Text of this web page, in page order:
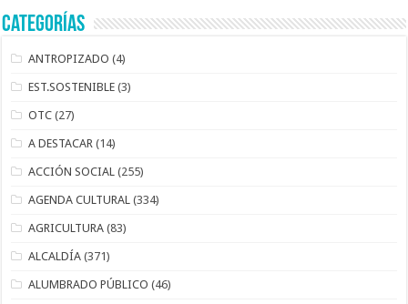
Categorías
ANTROPIZADO (4)
EST.SOSTENIBLE (3)
OTC (27)
A DESTACAR (14)
ACCIÓN SOCIAL (255)
AGENDA CULTURAL (334)
AGRICULTURA (83)
ALCALDÍA (371)
ALUMBRADO PÚBLICO (46)